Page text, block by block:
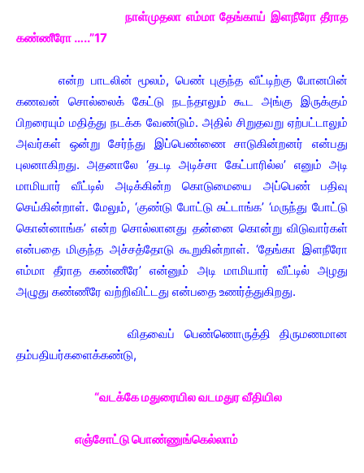
நாள்முதலா எம்மா தேங்காய் இளநீரோ தீராத
கண்ணீரோ …..”17
என்ற பாடலின் மூலம், பெண் புகுந்த வீட்டிற்கு போனபின்
கணவன் சொல்லைக் கேட்டு நடந்தாலும் கூட அங்கு இருக்கும்
பிறரையும் மதித்து நடக்க வேண்டும். அதில் சிறுதவறு ஏற்பட்டாலும்
அவர்கள் ஒன்று சேர்ந்து இப்பெண்ணை சாடுகின்றனர் என்பது
புலனாகிறது. அதனாலே ‘தடடி அடிச்சா கேட்பாரில்ல’ எனும் அடி
மாமியார் வீட்டில் அடிக்கின்ற கொடுமையை அப்பெண் பதிவு
செய்கின்றாள். மேலும், ‘குண்டு போட்டு சுட்டாங்க’ ‘மருந்து போட்டு
கொன்னாங்க’ என்ற சொல்லானது தன்னை கொன்று விடுவார்கள்
என்பதை மிகுந்த அச்சத்தோடு கூறுகின்றாள். ‘தேங்கா இளநீரோ
எம்மா தீராத கண்ணீரே’ என்னும் அடி மாமியார் வீட்டில் அழது
அழுது கண்ணீரே வற்றிவிட்டது என்பதை உணர்த்துகிறது.
விதவைப் பெண்ணொருத்தி திருமணமான
தம்பதியர்களைக்கண்டு,
“வடக்கே மதுரையில வடமதுர வீதியில
எஞ்சோட்டு பொண்ணுங்கெல்லாம்